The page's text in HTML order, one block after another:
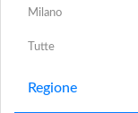
Milano
Tutte
Regione